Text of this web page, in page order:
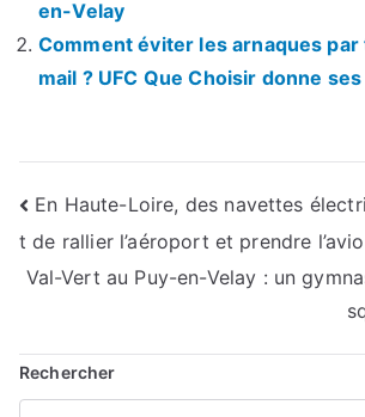
en-Velay
Comment éviter les arnaques
mail ? UFC Que Choisir donne
Navigation
de
En Haute-Loire, des navettes
t de rallier l’aéroport et prendre
Val-Vert au Puy-en-Velay : un
Rechercher